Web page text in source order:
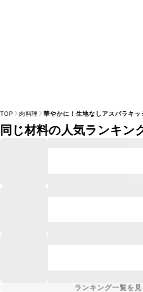
TOP 肉料理 華やかに！生地なしアスパラキッ
同じ材料の人気ランキン
ランキング一覧を見